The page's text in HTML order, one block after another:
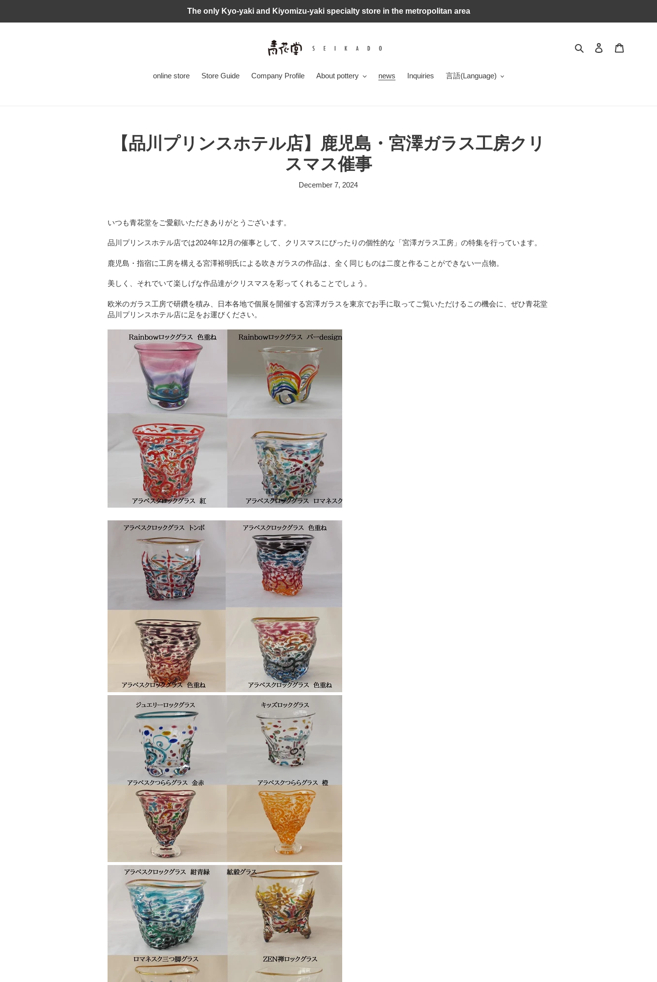
The only Kyo-yaki and Kiyomizu-yaki specialty store in the metropolitan area
Search Log in
online store Store Guide Company Profile About pottery news Inquiries 言語(Language)
【品川プリンスホテル店】鹿児島・宮澤ガラス工房クリ
スマス催事
December 7, 2024
いつも青花堂をご愛顧いただきありがとうございます。
品川プリンスホテル店では2024年12月の催事として、クリスマスにぴったりの個性的な「宮澤ガラス工房」の特集を行っています。
鹿児島・指宿に工房を構える宮澤裕明氏による吹きガラスの作品は、全く同じものは二度と作ることができない一点物。
美しく、それでいて楽しげな作品達がクリスマスを彩ってくれることでしょう。
欧米のガラス工房で研鑽を積み、日本各地で個展を開催する宮澤ガラスを東京でお手に取ってご覧いただけるこの機会に、ぜひ青花堂
品川プリンスホテル店に足をお運びください。